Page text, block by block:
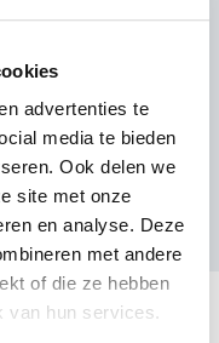
advertenties te
media te bieden
Ook delen we
site met onze
en analyse. Deze
met andere
of die ze hebben
van hun services.
door